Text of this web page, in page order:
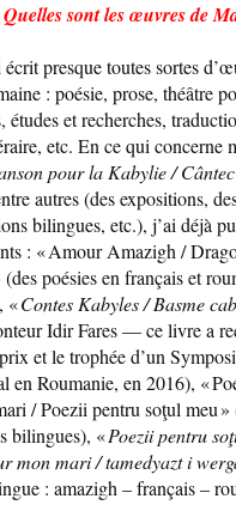
sont les œuvres de
écrit presque toutes sortes
: poésie, prose, théâtre
études et recherches,
etc. En ce qui concerne
pour la Kabylie /
autres (des expositions,
bilingues, etc.), j’ai déjà
: « Amour Amazigh /
poésies en français et
«Contes Kabyles / Basme
Idir Fares — ce livre a
et le trophée d’un
en Roumanie, en 2016), «
/ Poezii pentru soţul meu »
bilingues), «Poezii pentru
mon mari / tamedyazt i
: amazigh – français –